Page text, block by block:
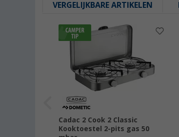
VERGELIJKBARE ARTIKELEN
Cadac 2 Cook 2 Classic
Kooktoestel 2-pits gas 50